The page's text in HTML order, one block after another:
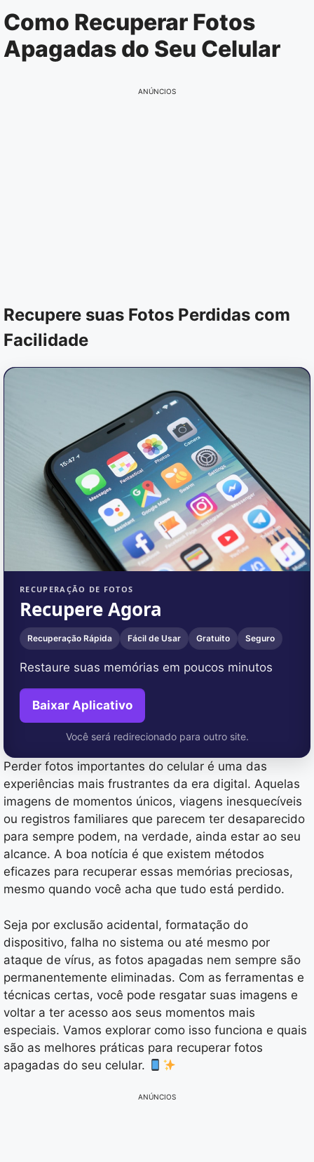
Pular
para
o
conteúdo
Como Recuperar Fotos
Apagadas do Seu Celular
ANÚNCIOS
Recupere suas Fotos Perdidas com
Facilidade
RECUPERAÇÃO DE FOTOS
Recupere Agora
Recuperação Rápida Fácil de Usar Gratuito Seguro
Restaure suas memórias em poucos minutos
Baixar Aplicativo
Você será redirecionado para outro site.
Perder fotos importantes do celular é uma das
experiências mais frustrantes da era digital. Aquelas
imagens de momentos únicos, viagens inesquecíveis
ou registros familiares que parecem ter desaparecido
para sempre podem, na verdade, ainda estar ao seu
alcance. A boa notícia é que existem métodos
eficazes para recuperar essas memórias preciosas,
mesmo quando você acha que tudo está perdido.
Seja por exclusão acidental, formatação do
dispositivo, falha no sistema ou até mesmo por
ataque de vírus, as fotos apagadas nem sempre são
permanentemente eliminadas. Com as ferramentas e
técnicas certas, você pode resgatar suas imagens e
voltar a ter acesso aos seus momentos mais
especiais. Vamos explorar como isso funciona e quais
são as melhores práticas para recuperar fotos
apagadas do seu celular.
ANÚNCIOS